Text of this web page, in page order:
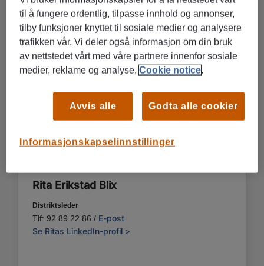
Rita Erikstad Blix
Distriktsleder
Tlf: 92 89 22 86 / E-post
Se Ritas LinkedIn-profil >
til å fungere ordentlig, tilpasse innhold og annonser,
tilby funksjoner knyttet til sosiale medier og analysere
trafikken vår. Vi deler også informasjon om din bruk
av nettstedet vårt med våre partnere innenfor sosiale
medier, reklame og analyse.Cookie notice.
Informasjonskapselinnstillinger
Avvis alle Godta alle cookier